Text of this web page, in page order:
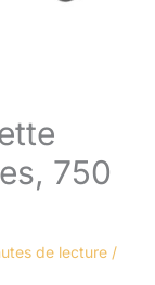
750
de lecture /